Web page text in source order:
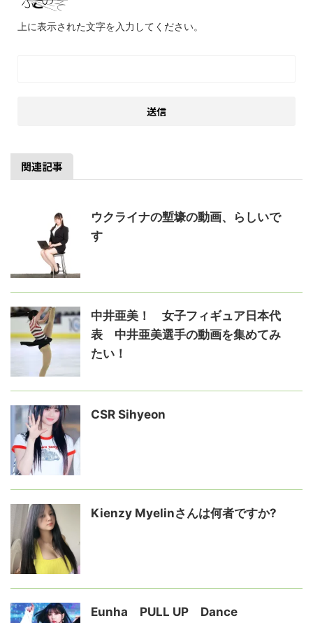
上に表示された文字を入力してください。
関連記事
ウクライナの塹壕の動画、らしいで
す
中井亜美！ 女子フィギュア日本代
表 中井亜美選手の動画を集めてみ
たい！
CSR Sihyeon
Kienzy Myelinさんは何者ですか?
Eunha PULL UP Dance